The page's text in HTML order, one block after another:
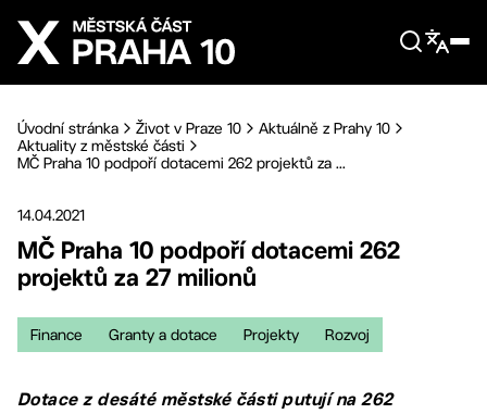
Přejít na hlavní obsah
Úvodní stránka Život v Praze 10
Aktuálně z Prahy 10
Aktuality z městské části
MČ Praha 10 podpoří dotacemi 262 projektů za ...
14.04.2021
MČ Praha 10 podpoří dotacemi 262
projektů za 27 milionů
Finance Granty a dotace Projekty Rozvoj
Dotace z desáté městské části putují na 262